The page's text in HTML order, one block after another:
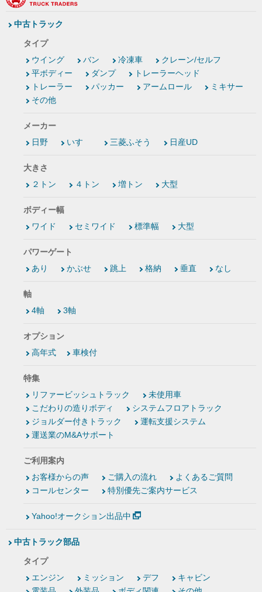
中古トラック
タイプ
ウイング
バン 冷凍車
クレーン/セルフ
平ボディー
ダンプ
トレーラーヘッド
トレーラー
パッカー アームロール
ミキサー
その他
メーカー
日野
いすゞ 三菱ふそう 日産UD
大きさ
２トン
４トン 増トン 大型
ボディー幅
ワイド
セミワイド 標準幅 大型
パワーゲート
あり
かぶせ 跳上 格納 垂直 なし
軸
4軸
3軸
オプション
高年式
車検付
特集
リファービッシュトラック
未使用車
こだわりの造りボディ
システムフロアトラック
ジョルダー付きトラック
運転支援システム
運送業のM&Aサポート
ご利用案内
お客様からの声
ご購入の流れ
よくあるご質問
コールセンター
特別優先ご案内サービス
Yahoo!オークション出品中
中古トラック部品
タイプ
エンジン
ミッション デフ
キャビン